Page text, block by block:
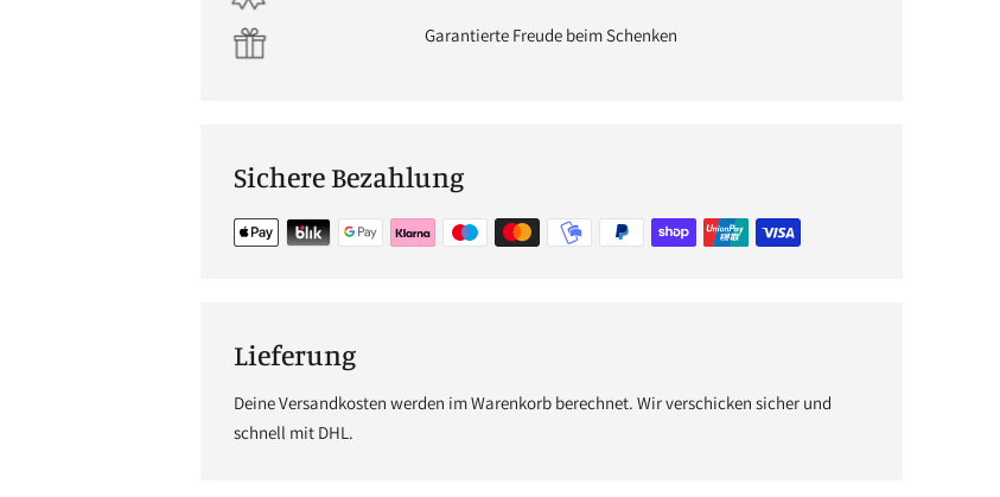
Garantierte Freude beim Schenken
Sichere Bezahlung
Lieferung
Deine Versandkosten werden im Warenkorb berechnet. Wir verschicken sicher und
schnell mit DHL.